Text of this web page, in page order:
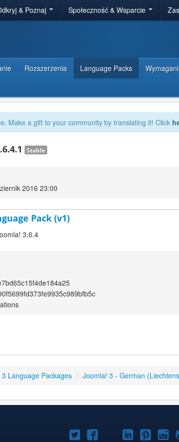
& Poznaj Społeczność & Wsparcie
Rozszerzenia Language Packs
Make a gift to your community by translating it! Click
Stable
2016 23:00
Pack (v1)
3.6.4
Language Packages / Joomla! 3 - German
Joomla!Joomla!Joomla!
Joomla!